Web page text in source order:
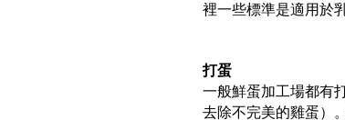
裡一些標準是適用於
打蛋
一般鮮蛋加工場都有
去除不完美的雞蛋）